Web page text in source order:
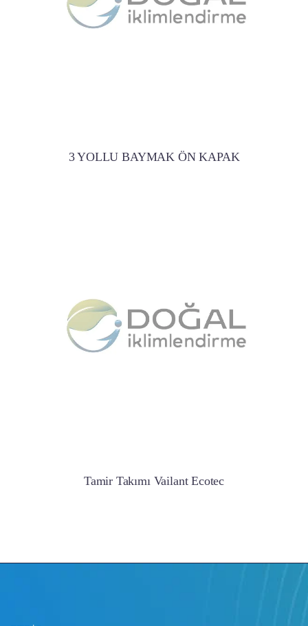
3 YOLLU BAYMAK ÖN KAPAK
Tamir Takımı Vailant Ecotec